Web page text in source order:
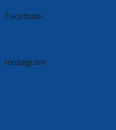
Facebook
Instagram